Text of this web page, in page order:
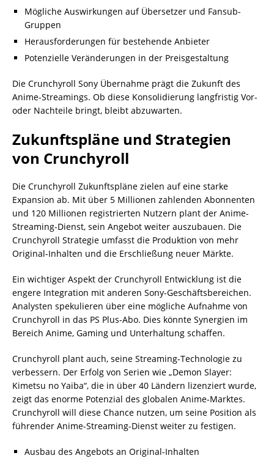
Mögliche Auswirkungen auf Übersetzer und Fansub-
Gruppen
Herausforderungen für bestehende Anbieter
Potenzielle Veränderungen in der Preisgestaltung
Die Crunchyroll Sony Übernahme prägt die Zukunft des
Anime-Streamings. Ob diese Konsolidierung langfristig Vor-
oder Nachteile bringt, bleibt abzuwarten.
Zukunftspläne und Strategien
von Crunchyroll
Die Crunchyroll Zukunftspläne zielen auf eine starke
Expansion ab. Mit über 5 Millionen zahlenden Abonnenten
und 120 Millionen registrierten Nutzern plant der Anime-
Streaming-Dienst, sein Angebot weiter auszubauen. Die
Crunchyroll Strategie umfasst die Produktion von mehr
Original-Inhalten und die Erschließung neuer Märkte.
Ein wichtiger Aspekt der Crunchyroll Entwicklung ist die
engere Integration mit anderen Sony-Geschäftsbereichen.
Analysten spekulieren über eine mögliche Aufnahme von
Crunchyroll in das PS Plus-Abo. Dies könnte Synergien im
Bereich Anime, Gaming und Unterhaltung schaffen.
Crunchyroll plant auch, seine Streaming-Technologie zu
verbessern. Der Erfolg von Serien wie „Demon Slayer:
Kimetsu no Yaiba“, die in über 40 Ländern lizenziert wurde,
zeigt das enorme Potenzial des globalen Anime-Marktes.
Crunchyroll will diese Chance nutzen, um seine Position als
führender Anime-Streaming-Dienst weiter zu festigen.
Ausbau des Angebots an Original-Inhalten